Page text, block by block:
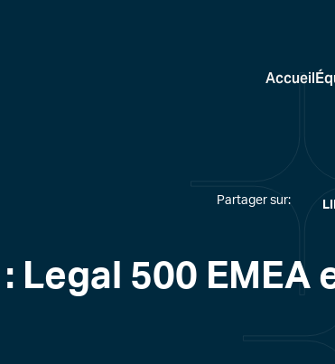
Accueil
Partager sur:
500 EMEA